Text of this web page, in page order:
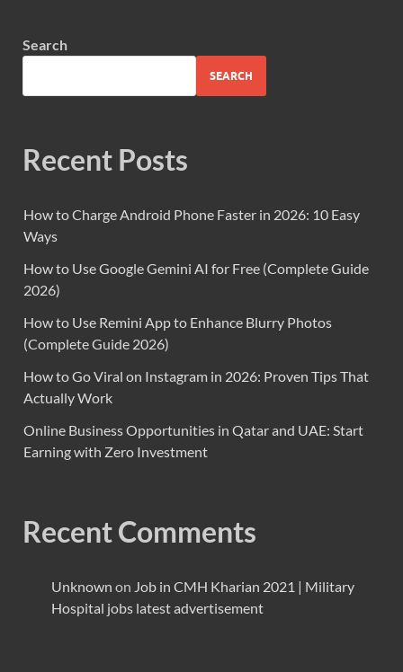
Search
SEARCH
Recent Posts
How to Charge Android Phone Faster in 2026: 10 Easy
Ways
How to Use Google Gemini AI for Free (Complete Guide
2026)
How to Use Remini App to Enhance Blurry Photos
(Complete Guide 2026)
How to Go Viral on Instagram in 2026: Proven Tips That
Actually Work
Online Business Opportunities in Qatar and UAE: Start
Earning with Zero Investment
Recent Comments
Unknown on Job in CMH Kharian 2021 | Military
Hospital jobs latest advertisement